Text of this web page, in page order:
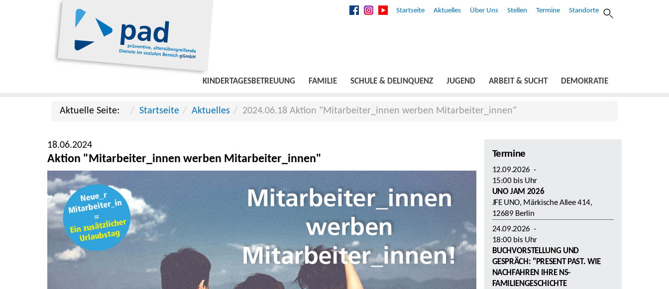
Startseite Aktuelles Über Uns Stellen Termine Standorte
KINDERTAGESBETREUUNG FAMILIE SCHULE & DELINQUENZ JUGEND ARBEIT & SUCHT DEMOKRATIE
Aktuelle Seite: Startseite Aktuelles 2024.06.18 Aktion "Mitarbeiter_innen werben Mitarbeiter_innen"
18.06.2024
Aktion "Mitarbeiter_innen werben Mitarbeiter_innen" Termine
12.09.2026 -
15:00bis Uhr
UNO JAM 2026
JFE UNO, Märkische Allee 414,
12689 Berlin
24.09.2026 -
18:00bis Uhr
BUCHVORSTELLUNG UND
GESPRÄCH: "PRESENT PAST. WIE
NACHFAHREN IHRE NS-
FAMILIENGESCHICHTE